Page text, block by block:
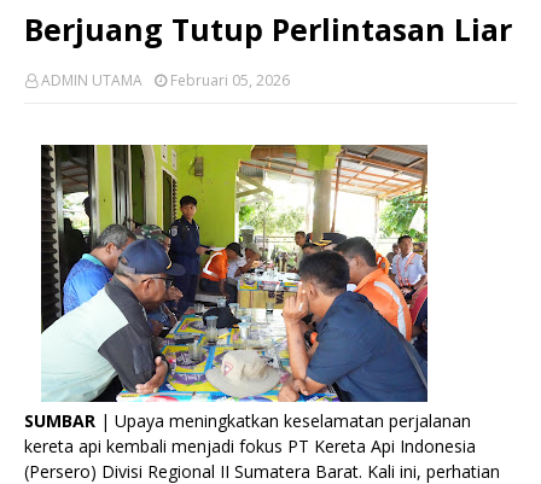
Berjuang Tutup Perlintasan Liar
ADMIN UTAMA Februari 05, 2026
SUMBAR | Upaya meningkatkan keselamatan perjalanan
kereta api kembali menjadi fokus PT Kereta Api Indonesia
(Persero) Divisi Regional II Sumatera Barat. Kali ini, perhatian